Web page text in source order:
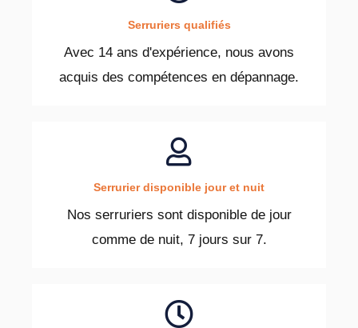
Serruriers qualifiés
Avec 14 ans d'expérience, nous avons
acquis des compétences en dépannage.
Serrurier disponible jour et nuit
Nos serruriers sont disponible de jour
comme de nuit, 7 jours sur 7.